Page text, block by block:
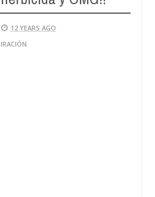
12 YEARS AGO